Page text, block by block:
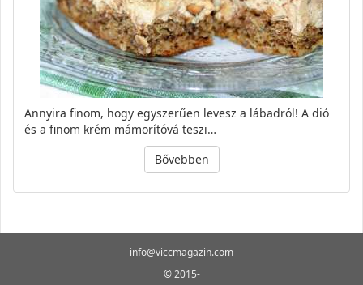
Annyira finom, hogy egyszerűen levesz a lábadról! A dió
és a finom krém mámorítóvá teszi…
Bővebben
info@viccmagazin.com
© 2015-